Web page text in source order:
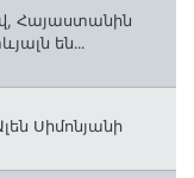
Հայաստանին
են․․․
Սիմոնյանի